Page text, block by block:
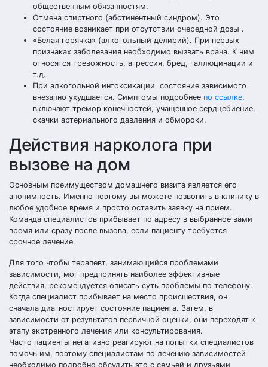
общественным обязанностям.
Отмена спиртного (абстинентный синдром). Это
состояние возникает при отсутствии очередной дозы .
«Белая горячка» (алкогольный делирий). При первых
признаках заболевания необходимо вызвать врача. К ним
относятся тревожность, агрессия, бред, галлюцинации и
т.д.
При алкогольной интоксикации состояние зависимого
внезапно ухудшается. Симптомы подробнее по ссылке,
включают тремор конечностей, учащенное сердцебиение,
скачки артериального давления и обмороки.
Действия нарколога при
вызове на дом
Основным преимуществом домашнего визита является его
анонимность. Именно поэтому вы можете позвонить в клинику в
любое удобное время и просто оставить заявку на прием.
Команда специалистов прибывает по адресу в выбранное вами
время или сразу после вызова, если пациенту требуется
срочное лечение.
Для того чтобы терапевт, занимающийся проблемами
зависимости, мог предпринять наиболее эффективные
действия, рекомендуется описать суть проблемы по телефону.
Когда специалист прибывает на место происшествия, он
сначала диагностирует состояние пациента. Затем, в
зависимости от результатов первичной оценки, они переходят к
этапу экстренного лечения или консультирования.
Часто пациенты негативно реагируют на попытки специалистов
помочь им, поэтому специалистам по лечению зависимостей
необходимо подробно обсудить это с семьей и друзьями